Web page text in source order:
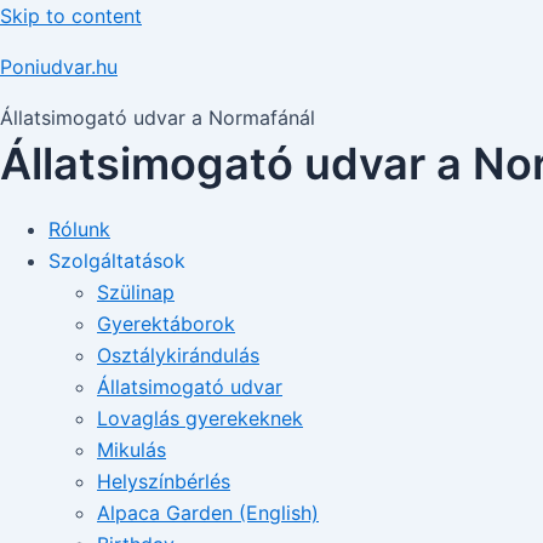
Skip to content
Poniudvar.hu
Állatsimogató udvar a Normafánál
Állatsimogató udvar a
Rólunk
Szolgáltatások
Szülinap
Gyerektáborok
Osztálykirándulás
Állatsimogató udvar
Lovaglás gyerekeknek
Mikulás
Helyszínbérlés
Alpaca Garden (English)